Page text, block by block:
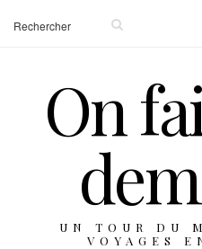
On
UN TOUR DU
VOYAGES